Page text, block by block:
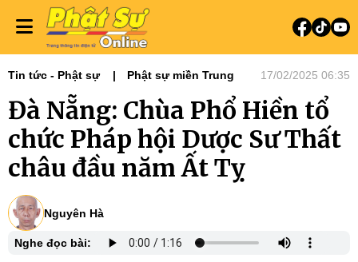
Tin tức - Phật sự Phật sự miền Trung 17/02/2025 06:35
Đà Nẵng: Chùa Phổ Hiền tổ
chức Pháp hội Dược Sư Thất
châu đầu năm Ất Tỵ
Nguyên Hà
Nghe đọc bài: